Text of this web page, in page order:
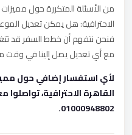
من الأسئلة المتكررة حول مميزات
الاحترافية: هل يمكن تعديل الموعد
فنحن نتفهم أن خطط السفر قد
مع أي تعديل يصل إلينا في وقت
لأي استفسار إضافي حول
القاهرة الاحترافية،
01000948802.